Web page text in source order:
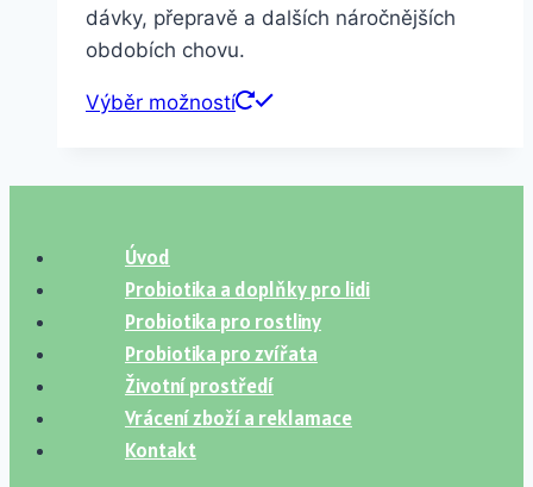
dávky, přepravě a dalších náročnějších
obdobích chovu.
Výběr možností
Tento
lze
vybrat
na
stránce
produktu
Úvod
Probiotika a doplňky pro lidi
Probiotika pro rostliny
Probiotika pro zvířata
Životní prostředí
Vrácení zboží a reklamace
Kontakt